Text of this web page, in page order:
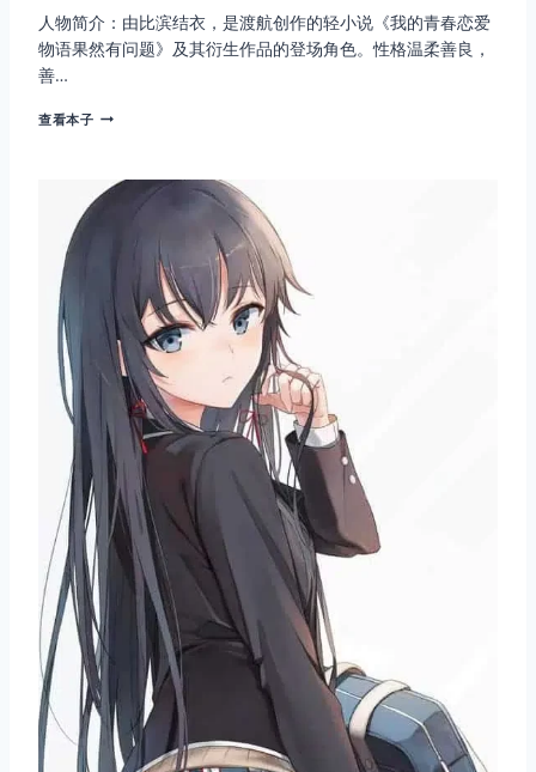
人物简介：由比滨结衣，是渡航创作的轻小说《我的青春恋爱
物语果然有问题》及其衍生作品的登场角色。性格温柔善良，
善…
查看本子由
衣